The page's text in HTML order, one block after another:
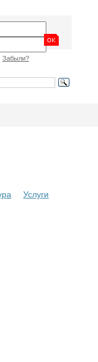
Забыли?
Услуги